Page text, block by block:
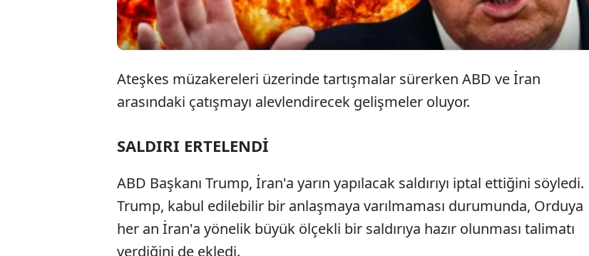
Ateşkes müzakereleri üzerinde tartışmalar sürerken ABD ve İran
arasındaki çatışmayı alevlendirecek gelişmeler oluyor.
SALDIRI ERTELENDİ
ABD Başkanı Trump, İran'a yarın yapılacak saldırıyı iptal ettiğini söyledi.
Trump, kabul edilebilir bir anlaşmaya varılmaması durumunda, Orduya
her an İran'a yönelik büyük ölçekli bir saldırıya hazır olunması talimatı
verdiğini de ekledi.